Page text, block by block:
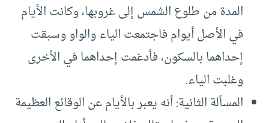
المدة من طلوع الشمس إلى غروبها، وكانت الأيام
في الأصل أيوام فاجتمعت الياء والواو وسبقت
إحداهما بالسكون، فأدغمت إحداهما في الأخرى
وغلبت الياء.
المسألة الثانية: أنه يعبر بالأيام عن الوقائع العظيمة